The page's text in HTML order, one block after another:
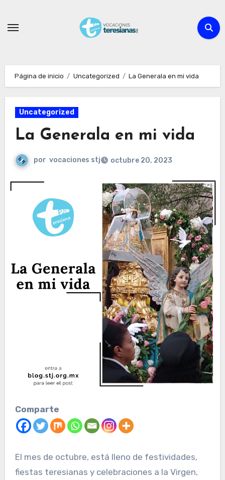
contenido
Página de inicio Uncategorized La Generala en mi vida
Uncategorized
La Generala en mi vida
por vocaciones stj octubre 20, 2023
Comparte
El mes de octubre, está lleno de festividades,
fiestas teresianas y celebraciones a la Virgen,